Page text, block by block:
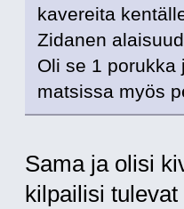
kavereita
Zidanen
Oli se 1
matsissa myös
Sama ja olisi
kilpailisi